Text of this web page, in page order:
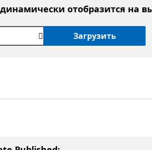
отобразится на
Загрузить